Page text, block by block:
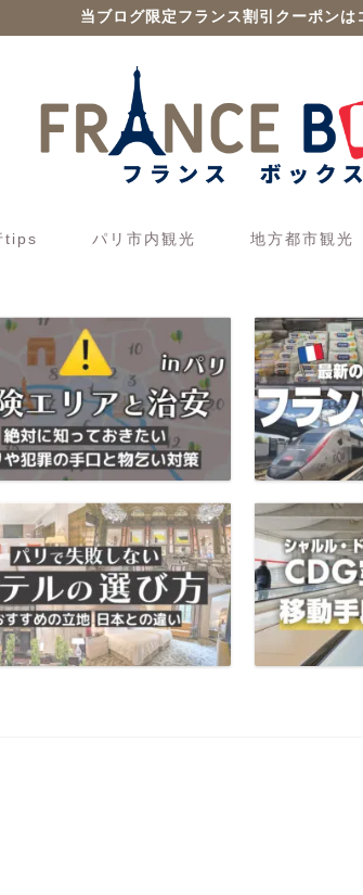
当ブログ限定フランス割引クーポンは
tips パリ市内観光 地方都市観光